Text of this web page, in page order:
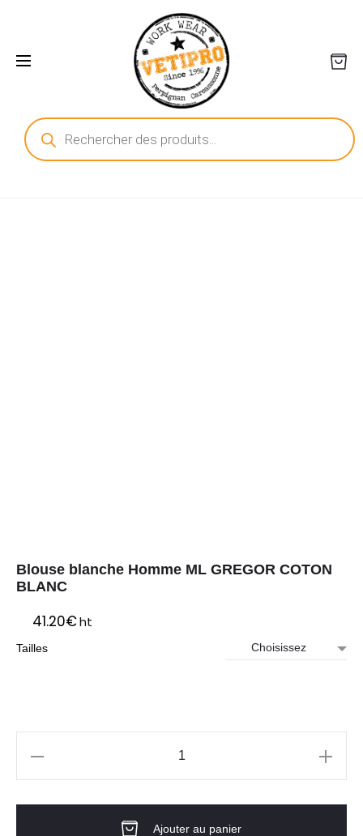
Recherche
de
produits
Blouse blanche Homme ML GREGOR COTON
BLANC
41.20€ht
Tailles
Ajouter au panier